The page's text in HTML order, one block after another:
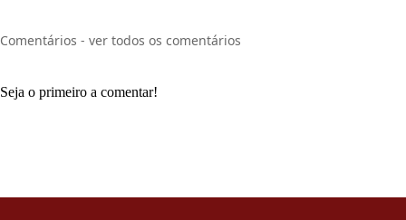
Comentários - ver todos os comentários
Seja o primeiro a comentar!